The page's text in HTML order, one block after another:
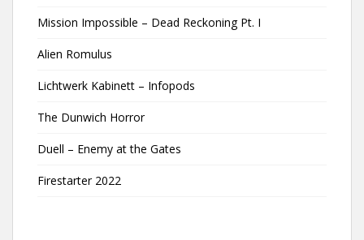
Mission Impossible – Dead Reckoning Pt. I
Alien Romulus
Lichtwerk Kabinett – Infopods
The Dunwich Horror
Duell – Enemy at the Gates
Firestarter 2022